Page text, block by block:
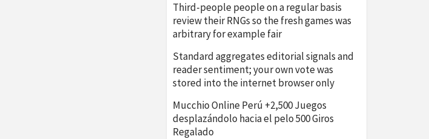
Third-people people on a regular basis
review their RNGs so the fresh games was
arbitrary for example fair
Standard aggregates editorial signals and
reader sentiment; your own vote was
stored into the internet browser only
Mucchio Online Perú +2,500 Juegos
desplazándolo hacia el pelo 500 Giros
Regalado